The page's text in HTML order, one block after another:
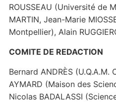
ROUSSEAU (Université de
MARTIN, Jean-Marie
Montpellier), Alain
COMITE DE REDACTION
Bernard ANDRÈS (U.Q.A.M.
AYMARD (Maison des
Nicolas BADALASSI